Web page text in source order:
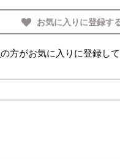
お気に入りに登録す
の方がお気に入りに登録して